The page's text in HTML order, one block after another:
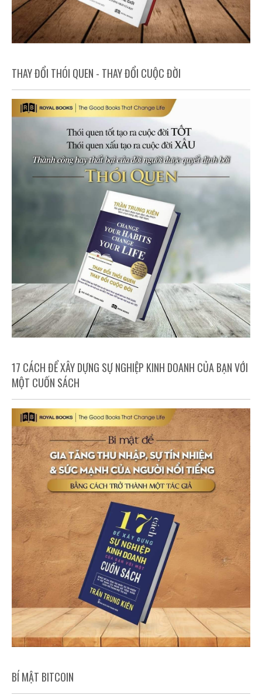
THAY ĐỔI THÓI QUEN - THAY ĐỔI CUỘC ĐỜI
17 CÁCH ĐỂ XÂY DỰNG SỰ NGHIỆP KINH DOANH CỦA BẠN VỚI
MỘT CUỐN SÁCH
BÍ MẬT BITCOIN